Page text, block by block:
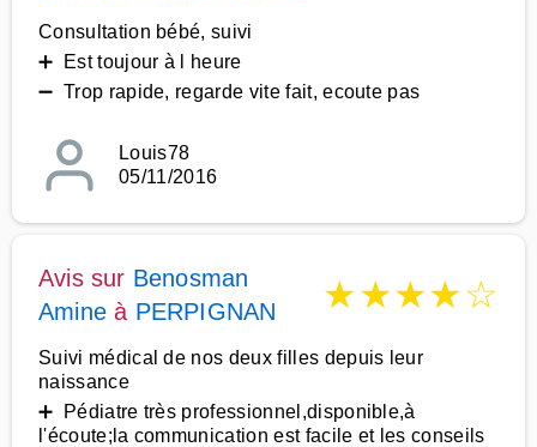
Consultation bébé, suivi
➕ Est toujour à l heure
➖ Trop rapide, regarde vite fait, ecoute pas
Louis78
05/11/2016
Avis sur Benosman
Amine à PERPIGNAN ★★★★☆
Suivi médical de nos deux filles depuis leur
naissance
➕ Pédiatre très professionnel,disponible,à
l'écoute;la communication est facile et les conseils